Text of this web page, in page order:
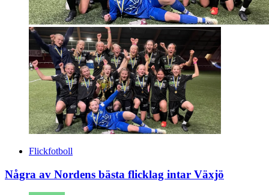
Flickfotboll
Några av Nordens bästa flicklag intar Växjö